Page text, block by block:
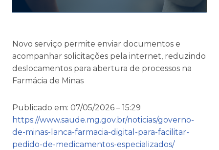
Novo serviço permite enviar documentos e
acompanhar solicitações pela internet, reduzindo
deslocamentos para abertura de processos na
Farmácia de Minas
Publicado em: 07/05/2026 – 15:29
https://www.saude.mg.gov.br/noticias/governo-
de-minas-lanca-farmacia-digital-para-facilitar-
pedido-de-medicamentos-especializados/